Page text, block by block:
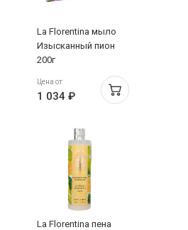
La Florentina мыло
Изысканный пион
200г
Цена от
1 034 ₽
La Florentina пена